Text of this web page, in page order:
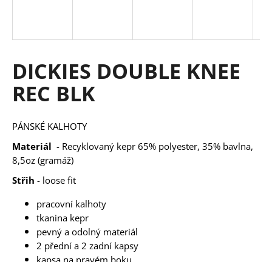
DICKIES DOUBLE KNEE
REC BLK
PÁNSKÉ KALHOTY
Materiál - Recyklovaný kepr 65% polyester, 35% bavlna,
8,5oz (gramáž)
Střih - loose fit
pracovní kalhoty
tkanina kepr
pevný a odolný materiál
2 přední a 2 zadní kapsy
í
t
?
HLEDAT